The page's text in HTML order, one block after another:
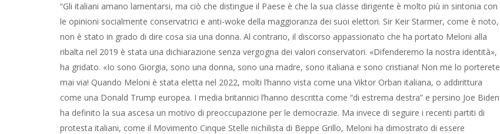
“Gli italiani amano lamentarsi, ma ciò che distingue il Paese è che la sua classe dirigente è molto più in sintonia con
le opinioni socialmente conservatrici e anti-woke della maggioranza dei suoi elettori. Sir Keir Starmer, come è noto,
non è stato in grado di dire cosa sia una donna. Al contrario, il discorso appassionato che ha portato Meloni alla
ribalta nel 2019 è stata una dichiarazione senza vergogna dei valori conservatori. «Difenderemo la nostra identità»,
ha gridato. «Io sono Giorgia, sono una donna, sono una madre, sono italiana e sono cristiana! Non me lo porterete
mai via! Quando Meloni è stata eletta nel 2022, molti l’hanno vista come una Viktor Orban italiana, o addirittura
come una Donald Trump europea. I media britannici l’hanno descritta come “di estrema destra” e persino Joe Biden
ha definito la sua ascesa un motivo di preoccupazione per le democrazie. Ma invece di seguire i recenti partiti di
protesta italiani, come il Movimento Cinque Stelle nichilista di Beppe Grillo, Meloni ha dimostrato di essere